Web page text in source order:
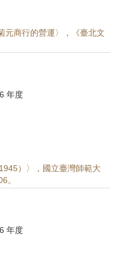
元商行的營運〉，《臺北文
年度
）〉，國立臺灣師範大
。
年度